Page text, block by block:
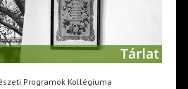
Programok Kollégiuma